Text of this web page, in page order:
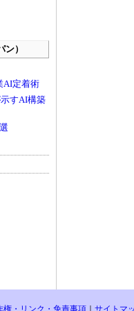
権・リンク・免責事項 サイトマ